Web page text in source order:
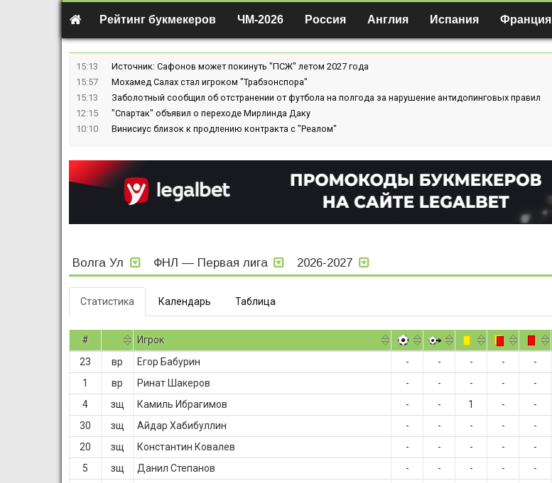
Рейтинг букмекеров ЧМ-2026 Россия Англия Испания Франция
15:13
Источник: Сафонов может покинуть "ПСЖ" летом 2027 года
15:57
Мохамед Салах стал игроком "Трабзонспора"
15:13
Заболотный сообщил об отстранении от футбола на полгода за нарушение антидопинговых правил
12:15
"Спартак" объявил о переходе Мирлинда Даку
10:10
Винисиус близок к продлению контракта с "Реалом"
Волга Ул ФНЛ — Первая лига 2026-2027
Статистика Календарь Таблица
# Игрок
23
вр Егор Бабурин - - - - -
1
вр Ринат Шакеров - - - - -
4
зщ Камиль Ибрагимов - - 1 - -
30
зщ Айдар Хабибуллин - - - - -
20
зщ Константин Ковалев - - - - -
5
зщ Данил Степанов - - - - -